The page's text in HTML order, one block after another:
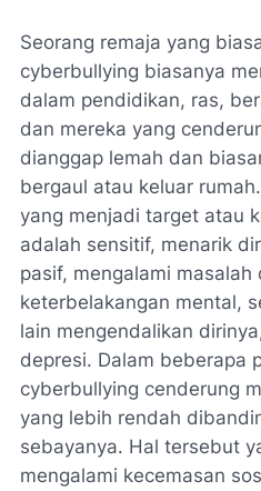
Seorang remaja yang
cyberbullying biasanya
dalam pendidikan, ras,
dan mereka yang
dianggap lemah dan
bergaul atau keluar
yang menjadi target atau
adalah sensitif, menarik
pasif, mengalami masalah
keterbelakangan mental,
lain mengendalikan
depresi. Dalam beberapa
cyberbullying cenderung
yang lebih rendah
sebayanya. Hal tersebut
mengalami kecemasan